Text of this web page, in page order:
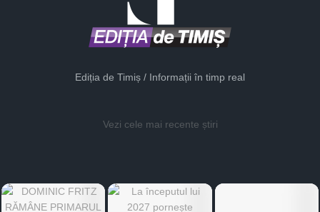
Ediția de Timiș / Informații în timp real
Vezi cele mai recente știri